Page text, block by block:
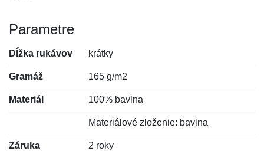
Parametre
Dĺžka rukávov krátky
Gramáž 165 g/m2
Materiál 100% bavlna
Materiálové zloženie: bavlna
Záruka 2 roky